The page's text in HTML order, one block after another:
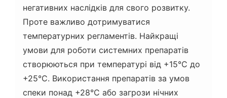
негативних наслідків для свого розвитку.
Проте важливо дотримуватися
температурних регламентів. Найкращі
умови для роботи системних препаратів
створюються при температурі від +15°C до
+25°C. Використання препаратів за умов
спеки понад +28°C або загрози нічних